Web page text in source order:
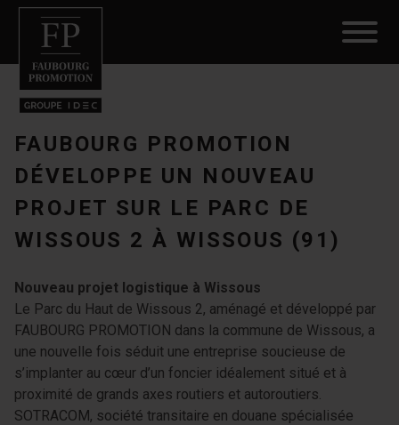
FAUBOURG PROMOTION
DÉVELOPPE UN NOUVEAU
PROJET SUR LE PARC DE
WISSOUS 2 À WISSOUS (91)
Nouveau projet logistique à Wissous
Le Parc du Haut de Wissous 2, aménagé et développé par
FAUBOURG PROMOTION dans la commune de Wissous, a
une nouvelle fois séduit une entreprise soucieuse de
s’implanter au cœur d’un foncier idéalement situé et à
proximité de grands axes routiers et autoroutiers.
SOTRACOM, société transitaire en douane spécialisée